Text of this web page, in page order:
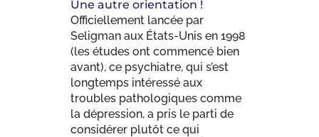
Une autre orientation !
Officiellement lancée par
Seligman aux États-Unis en 1998
(les études ont commencé bien
avant), ce psychiatre, qui s’est
longtemps intéressé aux
troubles pathologiques comme
la dépression, a pris le parti de
considérer plutôt ce qui